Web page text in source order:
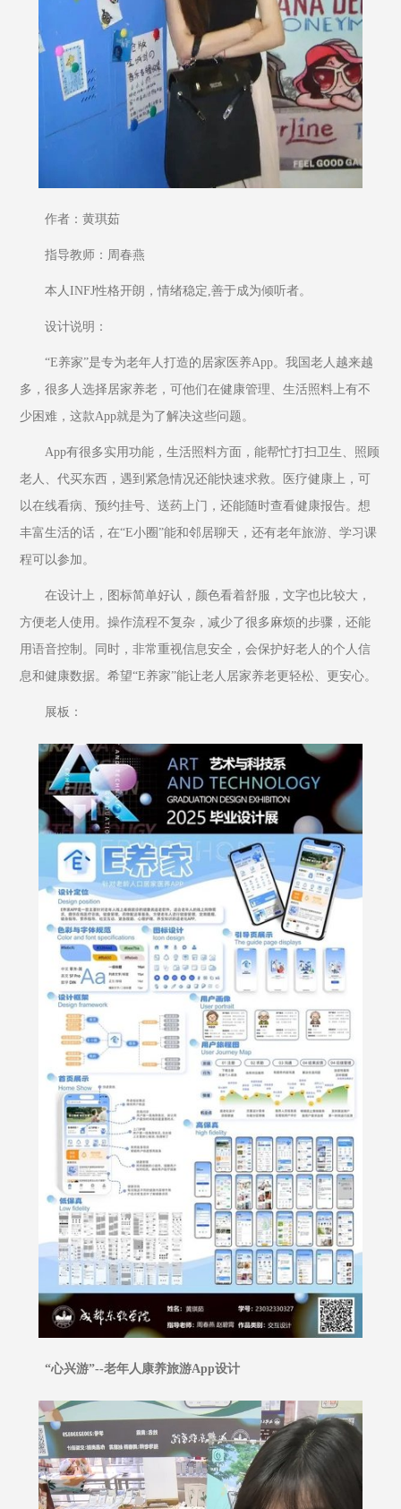
作者：黄琪茹
指导教师：周春燕
本人INFJ性格开朗，情绪稳定,善于成为倾听者。
设计说明：
“E养家”是专为老年人打造的居家医养App。我国老人越来越
多，很多人选择居家养老，可他们在健康管理、生活照料上有不
少困难，这款App就是为了解决这些问题。
App有很多实用功能，生活照料方面，能帮忙打扫卫生、照顾
老人、代买东西，遇到紧急情况还能快速求救。医疗健康上，可
以在线看病、预约挂号、送药上门，还能随时查看健康报告。想
丰富生活的话，在“E小圈”能和邻居聊天，还有老年旅游、学习课
程可以参加。
在设计上，图标简单好认，颜色看着舒服，文字也比较大，
方便老人使用。操作流程不复杂，减少了很多麻烦的步骤，还能
用语音控制。同时，非常重视信息安全，会保护好老人的个人信
息和健康数据。希望“E养家”能让老人居家养老更轻松、更安心。
展板：
“心兴游”--老年人康养旅游App设计